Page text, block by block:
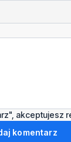
akceptujesz
komentarz